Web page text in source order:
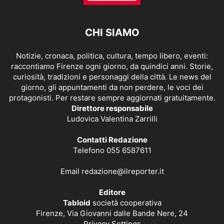
CHI SIAMO
Notizie, cronaca, politica, cultura, tempo libero, eventi:
raccontiamo Firenze ogni giorno, da quindici anni. Storie,
curiosità, tradizioni e personaggi della città. Le news del
giorno, gli appuntamenti da non perdere, le voci dei
protagonisti. Per restare sempre aggiornati gratuitamente.
Direttore responsabile
Ludovica Valentina Zarrilli
Contatti Redazione
Telefono 055 6587611
Email redazione@ilreporter.it
Editore
Tabloid società cooperativa
Firenze, Via Giovanni dalle Bande Nere, 24